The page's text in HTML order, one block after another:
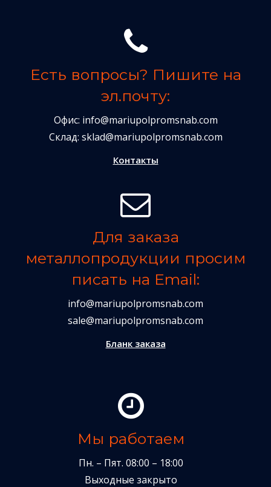
Есть вопросы? Пишите на
эл.почту:
Офис: info@mariupolpromsnab.com
Склад: sklad@mariupolpromsnab.com
Контакты
Для заказа
металлопродукции просим
писать на Email:
info@mariupolpromsnab.com
sale@mariupolpromsnab.com
Бланк заказа
Мы работаем
Пн. – Пят. 08:00 – 18:00
Выходные закрыто